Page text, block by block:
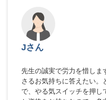
Jさん
先生の誠実で労力を惜しま
さるお気持ちに答えたい。
で、やる気スイッチを押し